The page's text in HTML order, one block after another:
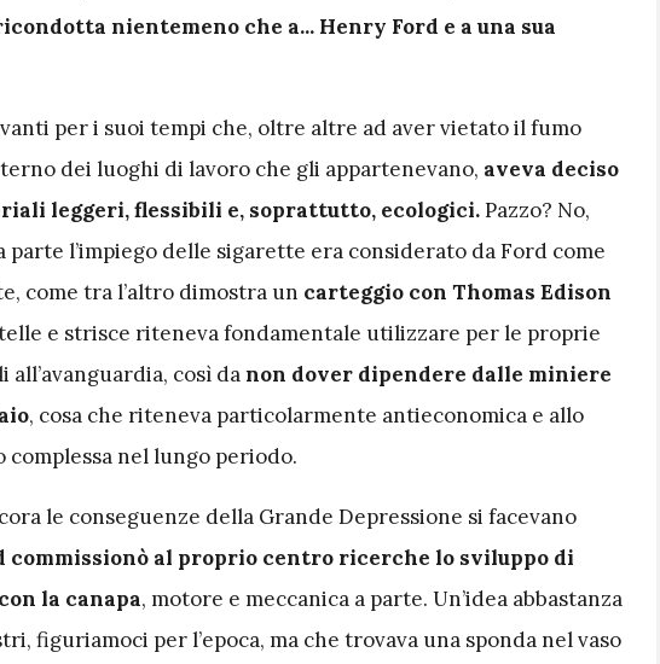
nientemeno che a... Henry Ford e a una sua
per i suoi tempi che, oltre altre ad aver vietato il fumo
dei luoghi di lavoro che gli appartenevano, aveva deciso
leggeri, flessibili e, soprattutto, ecologici.Pazzo? No,
parte l’impiego delle sigarette era considerato da Ford come
come tra l’altro dimostra un carteggio con Thomas Edison
e strisce riteneva fondamentale utilizzare per le proprie
così danon dover dipendere dalle miniere
, cosa che riteneva particolarmente antieconomica e allo
complessa nel lungo periodo.
le conseguenze della Grande Depressione si facevano
commissionò al proprio centro ricerche lo sviluppo di
la canapa, motore e meccanica a parte. Un’idea abbastanza
figuriamoci per l’epoca, ma che trovava una sponda nel vaso